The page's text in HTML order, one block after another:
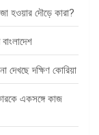
হওয়ার দৌড়ে কারা?
দেখছে দক্ষিণ কোরিয়া
একসঙ্গে কাজ